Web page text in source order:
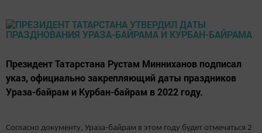
Президент Татарстана Рустам Минниханов подписал
указ, официально закрепляющий даты праздников
Ураза-байрам и Курбан-байрам в 2022 году.
Согласно документу, Ураза-байрам в этом году будет отмечаться 2